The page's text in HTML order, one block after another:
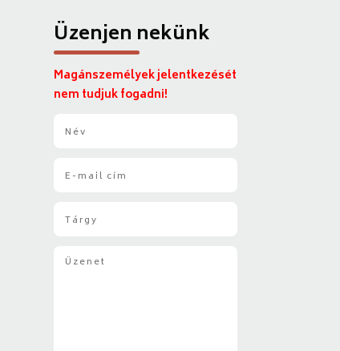
Üzenjen nekünk
Magánszemélyek jelentkezését
nem tudjuk fogadni!